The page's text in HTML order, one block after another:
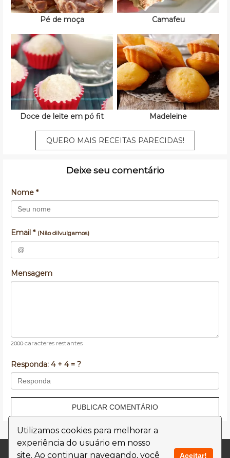
Utilizamos cookies para melhorar a
experiência do usuário em nosso
site. Ao continuar navegando, você
Aceitar!
Pé de moça Camafeu
Doce de leite em pó fit Madeleine
QUERO MAIS RECEITAS PARECIDAS!
Deixe seu comentário
Nome *
Email * (Não dilvulgamos)
Mensagem
2000caracteres restantes
Responda: 4 + 4 = ?
PUBLICAR COMENTÁRIO
Contato Termos de Uso